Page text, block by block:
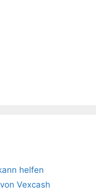
helfen
Vexcash